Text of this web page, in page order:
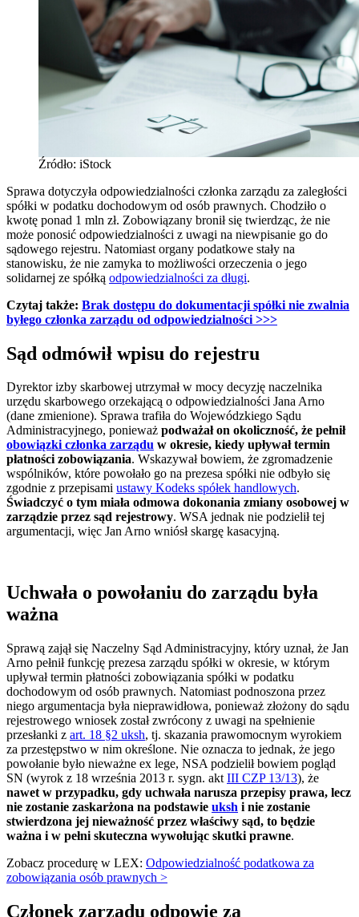
Źródło: iStock
Sprawa dotyczyła odpowiedzialności członka zarządu za zaległości
spółki w podatku dochodowym od osób prawnych. Chodziło o
kwotę ponad 1 mln zł. Zobowiązany bronił się twierdząc, że nie
może ponosić odpowiedzialności z uwagi na niewpisanie go do
sądowego rejestru. Natomiast organy podatkowe stały na
stanowisku, że nie zamyka to możliwości orzeczenia o jego
solidarnej ze spółką odpowiedzialności za długi.
Czytaj także: Brak dostępu do dokumentacji spółki nie zwalnia
byłego członka zarządu od odpowiedzialności >>>
Sąd odmówił wpisu do rejestru
Dyrektor izby skarbowej utrzymał w mocy decyzję naczelnika
urzędu skarbowego orzekającą o odpowiedzialności Jana Arno
(dane zmienione). Sprawa trafiła do Wojewódzkiego Sądu
Administracyjnego, ponieważ podważał on okoliczność, że pełnił
obowiązki członka zarządu w okresie, kiedy upływał termin
płatności zobowiązania. Wskazywał bowiem, że zgromadzenie
wspólników, które powołało go na prezesa spółki nie odbyło się
zgodnie z przepisami ustawy Kodeks spółek handlowych.
Świadczyć o tym miała odmowa dokonania zmiany osobowej w
zarządzie przez sąd rejestrowy. WSA jednak nie podzielił tej
argumentacji, więc Jan Arno wniósł skargę kasacyjną.
Uchwała o powołaniu do zarządu była
ważna
Sprawą zajął się Naczelny Sąd Administracyjny, który uznał, że Jan
Arno pełnił funkcję prezesa zarządu spółki w okresie, w którym
upływał termin płatności zobowiązania spółki w podatku
dochodowym od osób prawnych. Natomiast podnoszona przez
niego argumentacja była nieprawidłowa, ponieważ złożony do sądu
rejestrowego wniosek został zwrócony z uwagi na spełnienie
przesłanki z art. 18 §2 uksh, tj. skazania prawomocnym wyrokiem
za przestępstwo w nim określone. Nie oznacza to jednak, że jego
powołanie było nieważne ex lege, NSA podzielił bowiem pogląd
SN (wyrok z 18 września 2013 r. sygn. akt III CZP 13/13), że
nawet w przypadku, gdy uchwała narusza przepisy prawa, lecz
nie zostanie zaskarżona na podstawie uksh i nie zostanie
stwierdzona jej nieważność przez właściwy sąd, to będzie
ważna i w pełni skuteczna wywołując skutki prawne.
Zobacz procedurę w LEX: Odpowiedzialność podatkowa za
zobowiązania osób prawnych >
Członek zarządu odpowie za